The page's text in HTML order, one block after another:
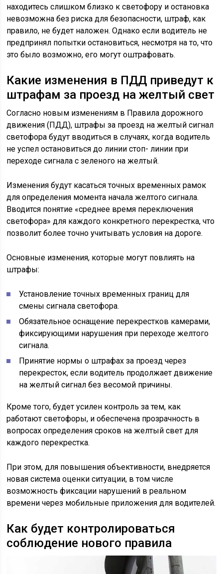
находитесь слишком близко к светофору и остановка
невозможна без риска для безопасности, штраф, как
правило, не будет наложен. Однако если водитель не
предпринял попытки остановиться, несмотря на то, что
это было возможно, его могут оштрафовать.
Какие изменения в ПДД приведут к
штрафам за проезд на желтый свет
Согласно новым изменениям в Правила дорожного
движения (ПДД), штрафы за проезд на желтый сигнал
светофора будут вводиться в случаях, когда водитель
не успел остановиться до линии стоп- линии при
переходе сигнала с зеленого на желтый.
Изменения будут касаться точных временных рамок
для определения момента начала желтого сигнала.
Вводится понятие «среднее время переключения
светофора» для каждого конкретного перекрестка, что
позволит более точно учитывать условия на дороге.
Основные изменения, которые могут повлиять на
штрафы:
Установление точных временных границ для
смены сигнала светофора.
Обязательное оснащение перекрестков камерами,
фиксирующими нарушения при переходе желтого
сигнала.
Принятие нормы о штрафах за проезд через
перекресток, если водитель продолжает движение
на желтый сигнал без весомой причины.
Кроме того, будет усилен контроль за тем, как
работают светофоры, и обеспечена прозрачность в
вопросах определения сроков на желтый свет для
каждого перекрестка.
При этом, для повышения объективности, внедряется
новая система оценки ситуации, в том числе
возможность фиксации нарушений в реальном
времени через мобильные приложения для водителей.
Как будет контролироваться
соблюдение нового правила